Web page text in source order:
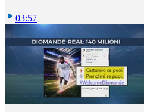
03:57